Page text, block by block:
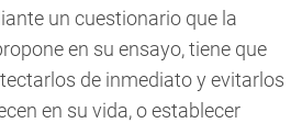
un cuestionario que la
en su ensayo, tiene que
de inmediato y evitarlos
en su vida, o establecer